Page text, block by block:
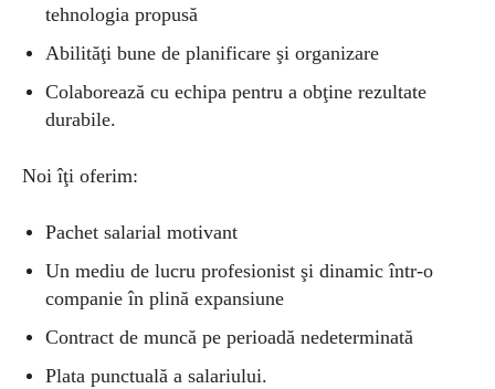
tehnologia propusă
Abilităţi bune de planificare şi organizare
Colaborează cu echipa pentru a obţine rezultate
durabile.
Noi îţi oferim:
Pachet salarial motivant
Un mediu de lucru profesionist şi dinamic într-o
companie în plină expansiune
Contract de muncă pe perioadă nedeterminată
Plata punctuală a salariului.